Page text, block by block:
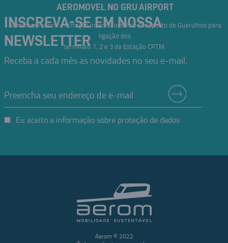
AEROMOVEL NO GRU AIRPORT
Aeromovel vence a licitação internacional no Aeroporto de Guarulhos para
ligação dos
terminais 1, 2 e 3 da Estação CPTM.
INSCREVA-SE EM NOSSA
NEWSLETTER
Receba a cada mês as novidades no seu e-mail.
Eu aceito a informação sobre proteção de dados
Aerom © 2022